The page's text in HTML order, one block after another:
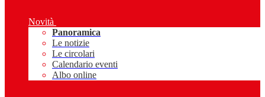
Novità
Panoramica
Le notizie
Le circolari
Calendario eventi
Albo online